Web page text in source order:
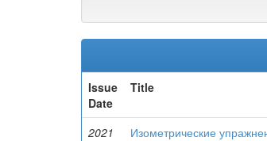
Issue
Date
Title
2021 Изометрические